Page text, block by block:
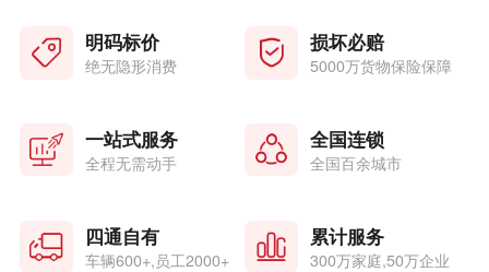
明码标价
绝无隐形消费
损坏必赔
5000万货物保险保障
一站式服务
全程无需动手
全国连锁
全国百余城市
四通自有
车辆600+,员工2000+
累计服务
300万家庭,50万企业